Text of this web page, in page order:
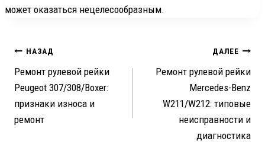
может оказаться нецелесообразным.
Навигация
по
записям
НАЗАД
Ремонт рулевой рейки
Peugeot 307/308/Boxer:
признаки износа и
ремонт
ДАЛЕЕ
Ремонт рулевой рейки
Mercedes-Benz
W211/W212: типовые
неисправности и
диагностика